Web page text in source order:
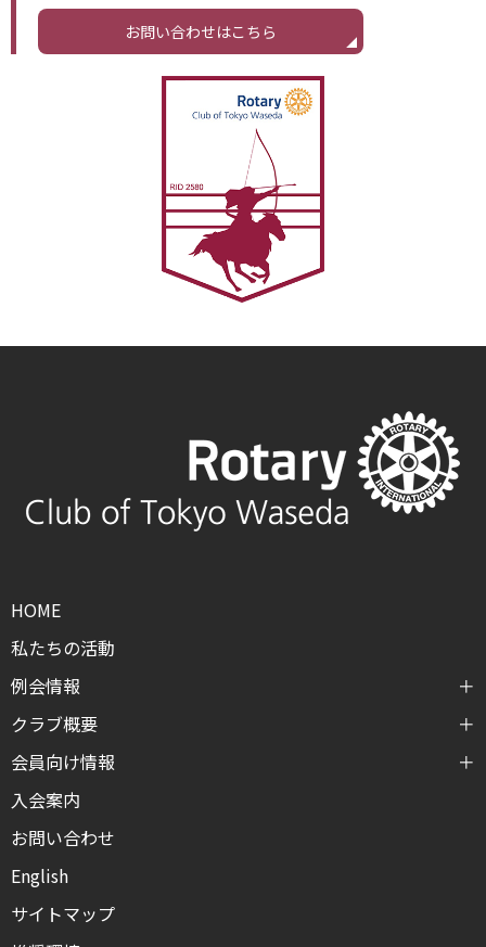
お問い合わせはこちら
HOME
私たちの活動
例会情報
クラブ概要
会員向け情報
入会案内
お問い合わせ
English
サイトマップ